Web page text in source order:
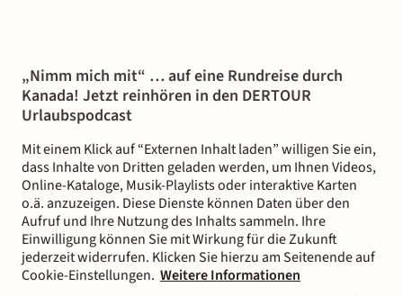
Wohnmobilreise nach einer Erlaubnis.
„Nimm mich mit“ … auf eine Rundreise durch
Kanada! Jetzt reinhören in den DERTOUR
Urlaubspodcast
Mit einem Klick auf “Externen Inhalt laden” willigen Sie ein,
dass Inhalte von Dritten geladen werden, um Ihnen Videos,
Online-Kataloge, Musik-Playlists oder interaktive Karten
o.ä. anzuzeigen. Diese Dienste können Daten über den
Aufruf und Ihre Nutzung des Inhalts sammeln. Ihre
Einwilligung können Sie mit Wirkung für die Zukunft
jederzeit widerrufen. Klicken Sie hierzu am Seitenende auf
Cookie-Einstellungen. Weitere Informationen